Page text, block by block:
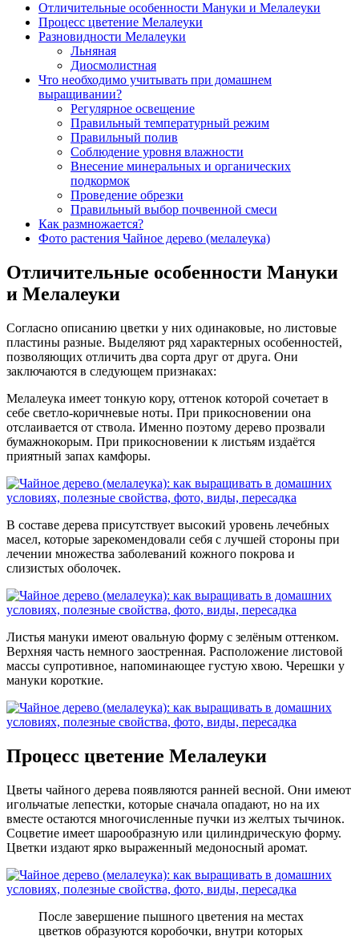
Отличительные особенности Мануки и Мелалеуки
Процесс цветение Мелалеуки
Разновидности Мелалеуки
Льняная
Диосмолистная
Что необходимо учитывать при домашнем
выращивании?
Регулярное освещение
Правильный температурный режим
Правильный полив
Соблюдение уровня влажности
Внесение минеральных и органических
подкормок
Проведение обрезки
Правильный выбор почвенной смеси
Как размножается?
Фото растения Чайное дерево (мелалеука)
Отличительные особенности Мануки
и Мелалеуки
Согласно описанию цветки у них одинаковые, но листовые
пластины разные. Выделяют ряд характерных особенностей,
позволяющих отличить два сорта друг от друга. Они
заключаются в следующем признаках:
Мелалеука имеет тонкую кору, оттенок которой сочетает в
себе светло-коричневые ноты. При прикосновении она
отслаивается от ствола. Именно поэтому дерево прозвали
бумажнокорым. При прикосновении к листьям издаётся
приятный запах камфоры.
В составе дерева присутствует высокий уровень лечебных
масел, которые зарекомендовали себя с лучшей стороны при
лечении множества заболеваний кожного покрова и
слизистых оболочек.
Листья мануки имеют овальную форму с зелёным оттенком.
Верхняя часть немного заостренная. Расположение листовой
массы супротивное, напоминающее густую хвою. Черешки у
мануки короткие.
Процесс цветение Мелалеуки
Цветы чайного дерева появляются ранней весной. Они имеют
игольчатые лепестки, которые сначала опадают, но на их
вместе остаются многочисленные пучки из желтых тычинок.
Соцветие имеет шарообразную или цилиндрическую форму.
Цветки издают ярко выраженный медоносный аромат.
После завершение пышного цветения на местах
цветков образуются коробочки, внутри которых